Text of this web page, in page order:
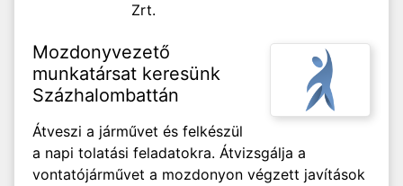
Zrt.
Mozdonyvezető
munkatársat keresünk
Százhalombattán
Átveszi a járművet és felkészül
a napi tolatási feladatokra. Átvizsgálja a
vontatójárművet a mozdonyon végzett javítások